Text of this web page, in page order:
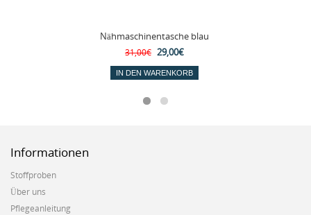
Nähmaschinentasche blau
31,00€ 29,00€
IN DEN WARENKORB
Informationen
Stoffproben
Über uns
Pflegeanleitung